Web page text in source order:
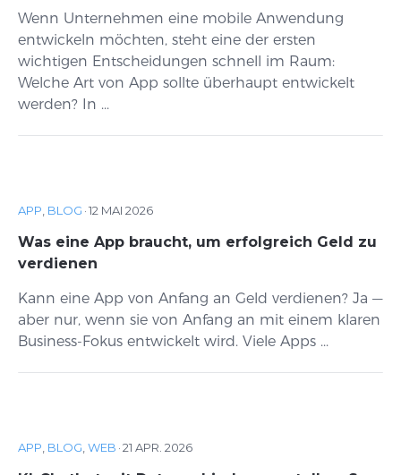
Wenn Unternehmen eine mobile Anwendung
entwickeln möchten, steht eine der ersten
wichtigen Entscheidungen schnell im Raum:
Welche Art von App sollte überhaupt entwickelt
werden? In ...
APP, BLOG ·12 MAI 2026
Was eine App braucht, um erfolgreich Geld zu
verdienen
Kann eine App von Anfang an Geld verdienen? Ja —
aber nur, wenn sie von Anfang an mit einem klaren
Business-Fokus entwickelt wird. Viele Apps ...
APP, BLOG,WEB ·21 APR. 2026